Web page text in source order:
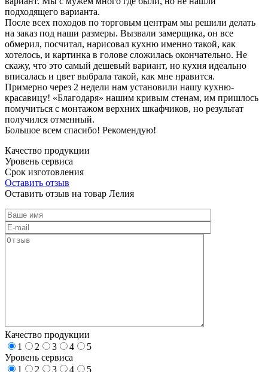
подходящего варианта.
После всех походов по торговым центрам мы решили делать
на заказ под наши размеры. Вызвали замерщика, он все
обмерил, посчитал, нарисовал кухню именно такой, как
хотелось, и картинка в голове сложилась окончательно. Не
скажу, что это самый дешевый вариант, но кухня идеально
вписалась и цвет выбрала такой, как мне нравится.
Примерно через 2 недели нам установили нашу кухню-
красавицу! «Благодаря» нашим кривым стенам, им пришлось
помучиться с монтажом верхних шкафчиков, но результат
получился отменный.
Большое всем спасибо! Рекомендую!
Качество продукции
Уровень сервиса
Срок изготовления
Оставить отзыв
Оставить отзыв на товар Лелия
Качество продукции
1
2 3 4
5
Уровень сервиса
1
2 3 4
5